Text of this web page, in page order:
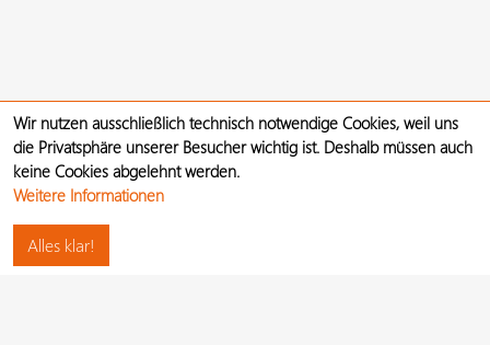
Wir nutzen ausschließlich technisch notwendige Cookies, weil uns
die Privatsphäre unserer Besucher wichtig ist. Deshalb müssen auch
keine Cookies abgelehnt werden.
Weitere Informationen
Alles klar!